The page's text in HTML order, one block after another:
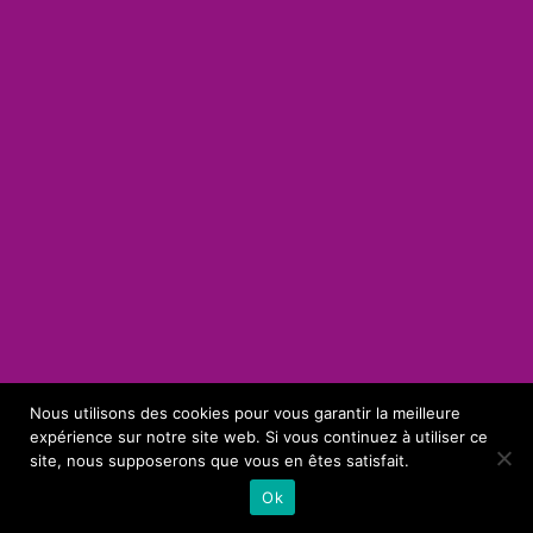
Nous utilisons des cookies pour vous garantir la meilleure
expérience sur notre site web. Si vous continuez à utiliser ce
site, nous supposerons que vous en êtes satisfait.
Ok